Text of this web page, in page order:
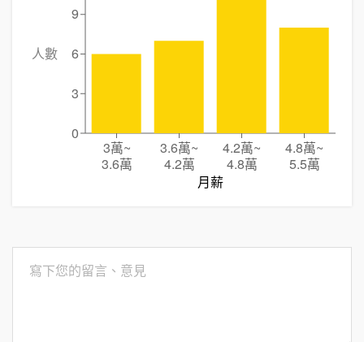
3萬~
3.6萬
3.6萬~
4.2萬
4.2萬~
4.8萬
4.8萬~
5.5萬
月薪
0
3
6
9
人數